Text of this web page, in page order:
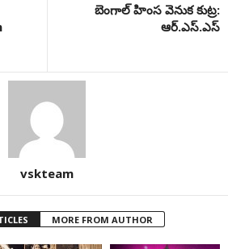
బెంగాల్ హింస వెనుక కుట్ర:
ఆర్.ఎస్.ఎస్
vskteam
MORE FROM AUTHOR